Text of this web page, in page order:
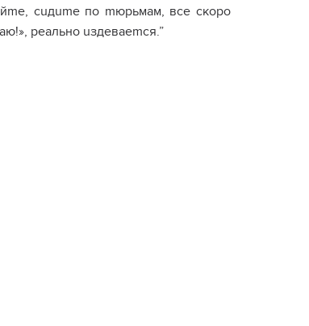
сuдumе по mюрьмам, все скоро
реально uздеваеmся.”